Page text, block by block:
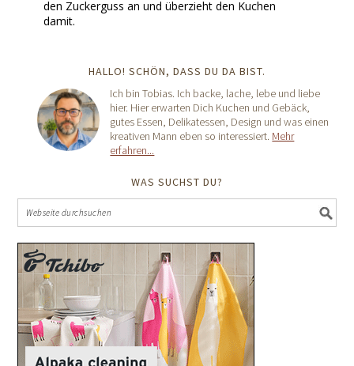
den Zuckerguss an und überzieht den Kuchen
damit.
HALLO! SCHÖN, DASS DU DA BIST.
Ich bin Tobias. Ich backe, lache, lebe und liebe
hier. Hier erwarten Dich Kuchen und Gebäck,
gutes Essen, Delikatessen, Design und was einen
kreativen Mann eben so interessiert. Mehr
erfahren...
WAS SUCHST DU?